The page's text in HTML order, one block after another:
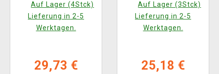
Auf Lager (4Stck)
Lieferung in 2-5
Werktagen.
29,73 €
(Sega)
Auf Lager (3Stck)
Lieferung in 2-5
Werktagen.
25,18 €